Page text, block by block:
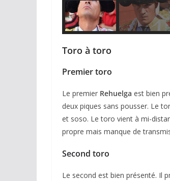
Toro à toro
Premier toro
Le premier Rehuelga est bien
deux piques sans pousser. Le
et soso. Le toro vient à mi-
propre mais manque de
Second toro
Le second est bien présenté. Il